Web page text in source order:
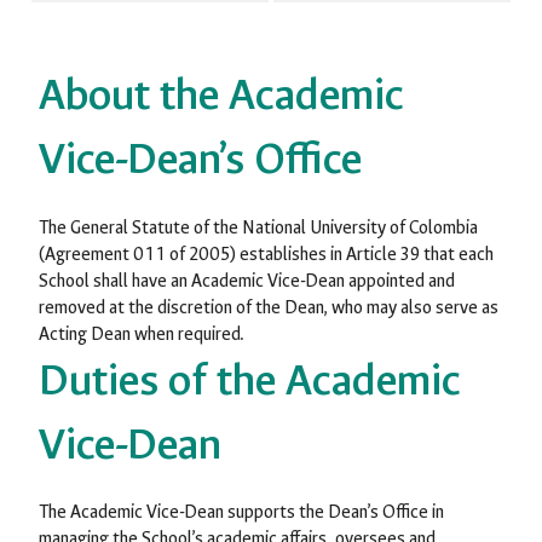
About the Academic
Vice-Dean’s Office
The General Statute of the National University of Colombia
(Agreement 011 of 2005) establishes in Article 39 that each
School shall have an Academic Vice-Dean appointed and
removed at the discretion of the Dean, who may also serve as
Acting Dean when required.
Duties of the Academic
Vice-Dean
The Academic Vice-Dean supports the Dean’s Office in